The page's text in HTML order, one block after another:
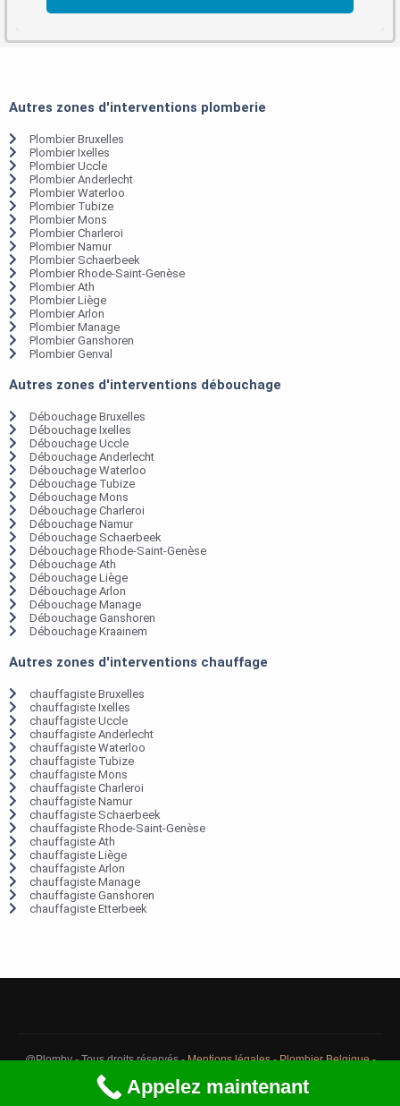
Autres zones d'interventions plomberie
Plombier Bruxelles
Plombier Ixelles
Plombier Uccle
Plombier Anderlecht
Plombier Waterloo
Plombier Tubize
Plombier Mons
Plombier Charleroi
Plombier Namur
Plombier Schaerbeek
Plombier Rhode-Saint-Genèse
Plombier Ath
Plombier Liège
Plombier Arlon
Plombier Manage
Plombier Ganshoren
Plombier Genval
Autres zones d'interventions débouchage
Débouchage Bruxelles
Débouchage Ixelles
Débouchage Uccle
Débouchage Anderlecht
Débouchage Waterloo
Débouchage Tubize
Débouchage Mons
Débouchage Charleroi
Débouchage Namur
Débouchage Schaerbeek
Débouchage Rhode-Saint-Genèse
Débouchage Ath
Débouchage Liège
Débouchage Arlon
Débouchage Manage
Débouchage Ganshoren
Débouchage Kraainem
Autres zones d'interventions chauffage
chauffagiste Bruxelles
chauffagiste Ixelles
chauffagiste Uccle
chauffagiste Anderlecht
chauffagiste Waterloo
chauffagiste Tubize
chauffagiste Mons
chauffagiste Charleroi
chauffagiste Namur
chauffagiste Schaerbeek
chauffagiste Rhode-Saint-Genèse
chauffagiste Ath
chauffagiste Liège
chauffagiste Arlon
chauffagiste Manage
chauffagiste Ganshoren
chauffagiste Etterbeek
@Plomby - Tous droits réservés -Mentions légales-Plombier Belgique-
Débouchage Belgique
Appelez maintenant